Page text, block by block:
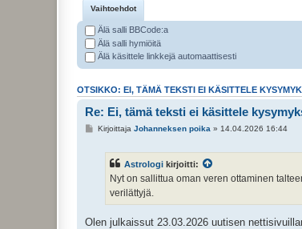
Vaihtoehdot
Älä salli BBCode:a
Älä salli hymiöitä
Älä käsittele linkkejä automaattisesti
OTSIKKO: EI, TÄMÄ TEKSTI EI KÄSITTELE
Re: Ei, tämä teksti ei käsittele
Kirjoittaja Johanneksen poika » 14.04.2026 16:44
Astrologi kirjoitti:
Nyt on sallittua oman veren ottaminen
verilättyjä.
Olen julkaissut 23.03.2026 uutisen